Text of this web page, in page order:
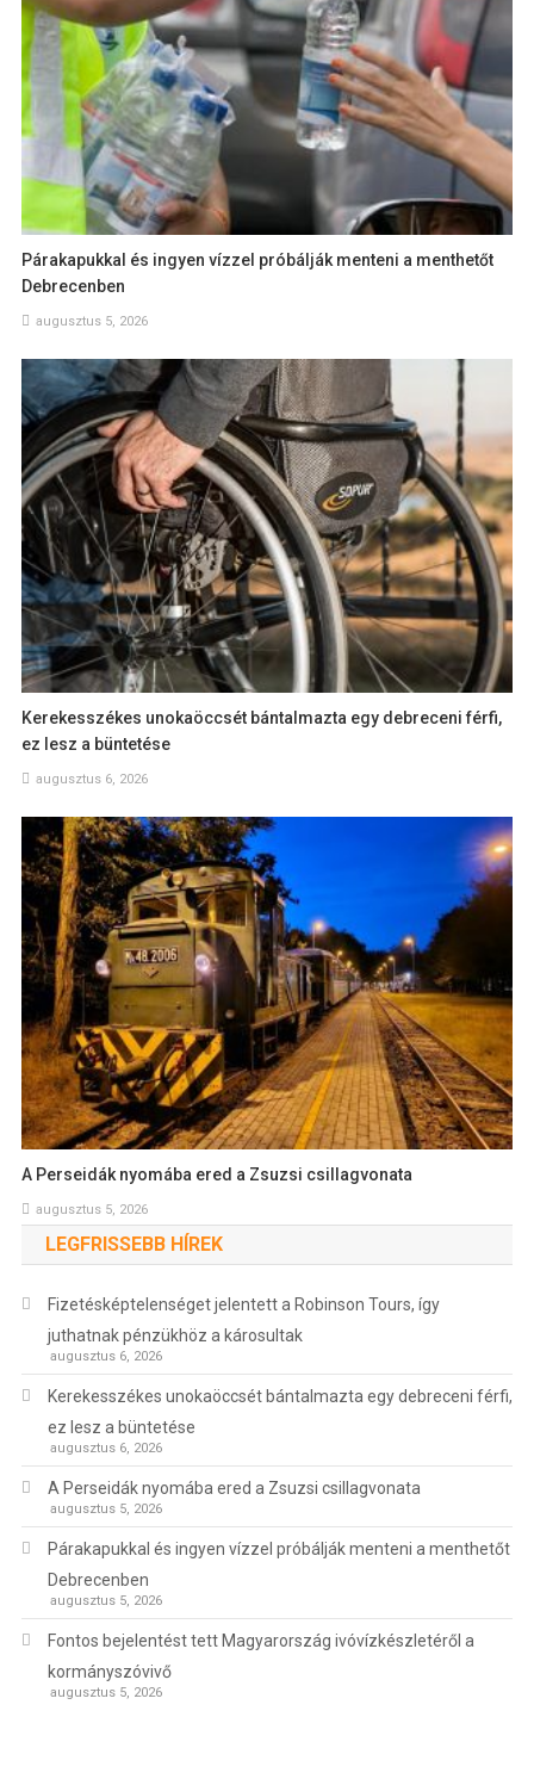
Párakapukkal és ingyen vízzel próbálják menteni a menthetőt
Debrecenben
augusztus 5, 2026
Kerekesszékes unokaöccsét bántalmazta egy debreceni férfi,
ez lesz a büntetése
augusztus 6, 2026
A Perseidák nyomába ered a Zsuzsi csillagvonata
augusztus 5, 2026
LEGFRISSEBB HÍREK
Fizetésképtelenséget jelentett a Robinson Tours, így
juthatnak pénzükhöz a károsultak
augusztus 6, 2026
Kerekesszékes unokaöccsét bántalmazta egy debreceni férfi,
ez lesz a büntetése
augusztus 6, 2026
A Perseidák nyomába ered a Zsuzsi csillagvonata
augusztus 5, 2026
Párakapukkal és ingyen vízzel próbálják menteni a menthetőt
Debrecenben
augusztus 5, 2026
Fontos bejelentést tett Magyarország ivóvízkészletéről a
kormányszóvivő
augusztus 5, 2026